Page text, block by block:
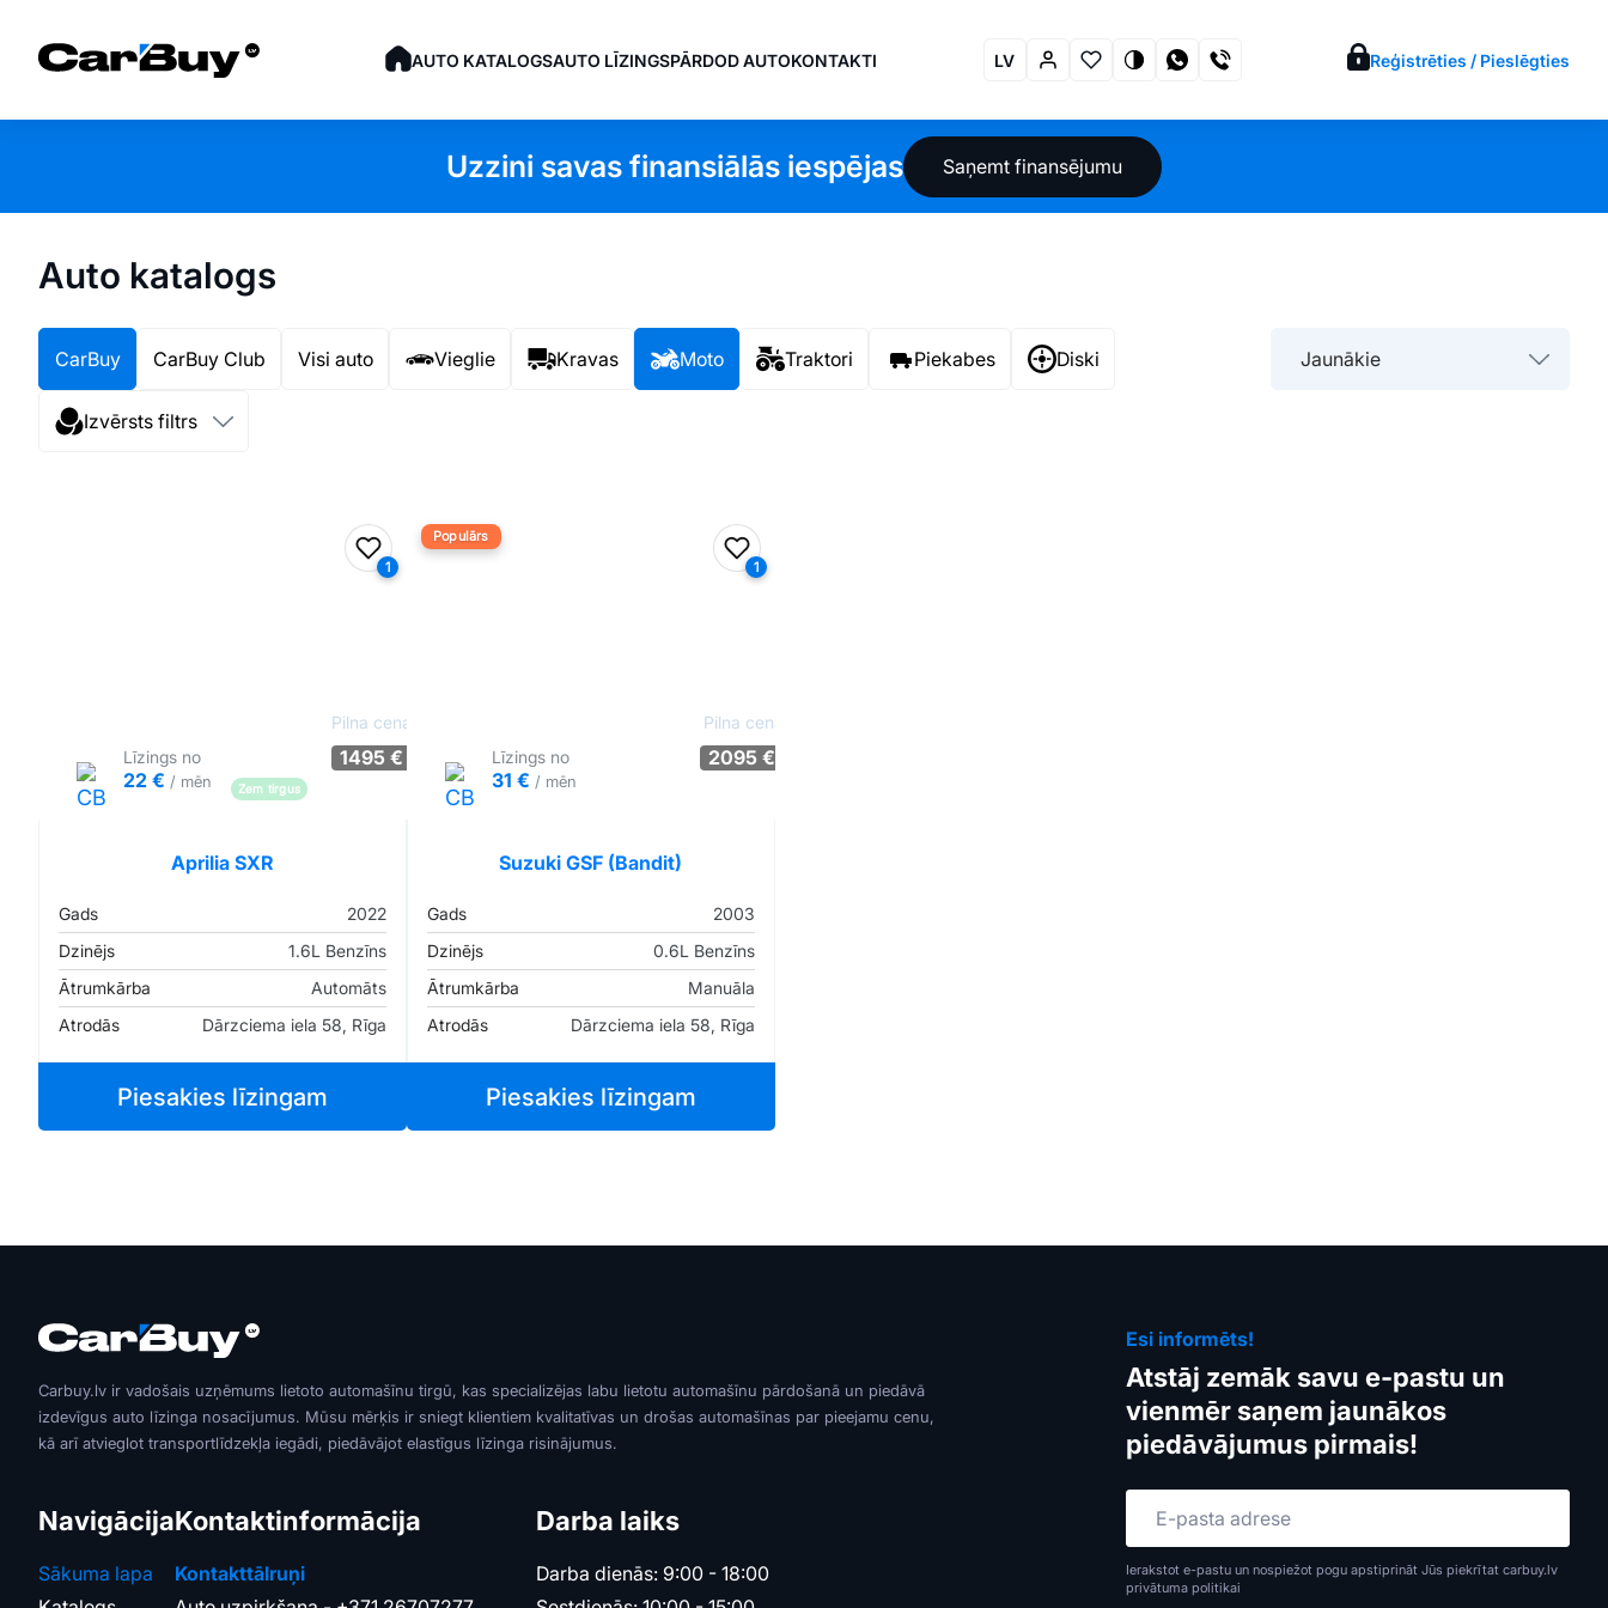
AUTO KATALOGSAUTO LĪZINGSPĀRDOD AUTOKONTAKTI LV Reģistrēties / Pieslēgties
Uzzini savas finansiālās iespējas Saņemt finansējumu
Auto katalogs
Jaunākie
CarBuy CarBuy Club Visi auto Vieglie Kravas Moto Traktori Piekabes Diski
Izvērsts filtrs
1
Pievienot favorītiem
Līzings no
22 € / mēn
Pilna cena
1495 €
Zem tirgus
Aprilia SXR
Gads
2022
Dzinējs
1.6L Benzīns
Ātrumkārba
Automāts
Atrodās
Dārzciema iela 58, Rīga
Piesakies līzingam
1
Pievienot favorītiem
Populārs
Līzings no
31 € / mēn
Pilna cena
2095 €
Suzuki GSF (Bandit)
Gads
2003
Dzinējs
0.6L Benzīns
Ātrumkārba
Manuāla
Atrodās
Dārzciema iela 58, Rīga
Piesakies līzingam
Carbuy.lv ir vadošais uzņēmums lietoto automašīnu tirgū, kas specializējas labu lietotu automašīnu pārdošanā un piedāvā
izdevīgus auto līzinga nosacījumus. Mūsu mērķis ir sniegt klientiem kvalitatīvas un drošas automašīnas par pieejamu cenu,
kā arī atvieglot transportlīdzekļa iegādi, piedāvājot elastīgus līzinga risinājumus.
Navigācija
Sākuma lapa
Kontaktinformācija
Kontakttālruņi
Darba laiks
Darba dienās: 9:00 - 18:00
Esi informēts!
Atstāj zemāk savu e-pastu un
vienmēr saņem jaunākos
piedāvājumus pirmais!
Ierakstot e-pastu un nospiežot pogu apstiprināt Jūs piekrītat carbuy.lv
privātuma politikai